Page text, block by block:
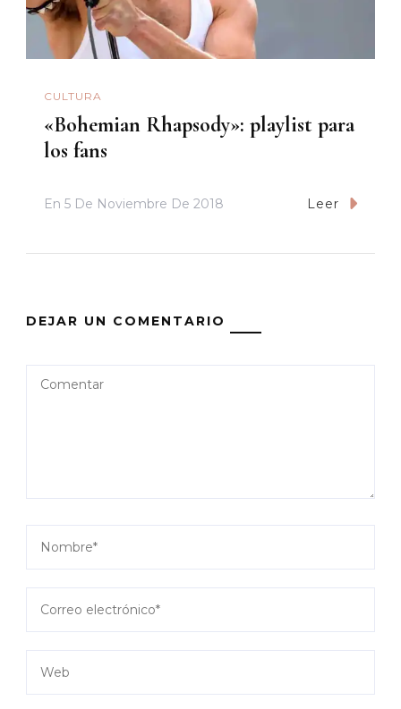
CULTURA
«Bohemian Rhapsody»: playlist para
los fans
En 5 De Noviembre De 2018 Leer
DEJAR UN COMENTARIO